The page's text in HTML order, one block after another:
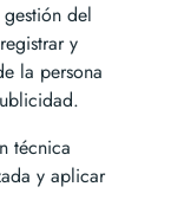
del
y
la persona
técnica
y aplicar